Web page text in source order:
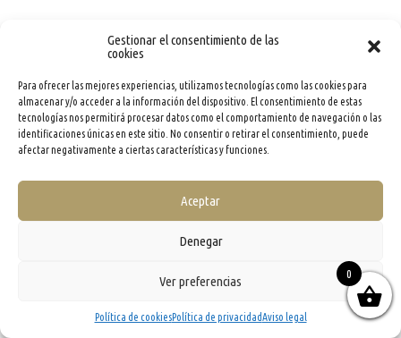
Gestionar el consentimiento de las
cookies
Para ofrecer las mejores experiencias, utilizamos tecnologías como las cookies para
almacenar y/o acceder a la información del dispositivo. El consentimiento de estas
tecnologías nos permitirá procesar datos como el comportamiento de navegación o las
identificaciones únicas en este sitio. No consentir o retirar el consentimiento, puede
afectar negativamente a ciertas características y funciones.
Aceptar
Denegar
Ver preferencias
Política de cookiesPolítica de privacidadAviso legal
0